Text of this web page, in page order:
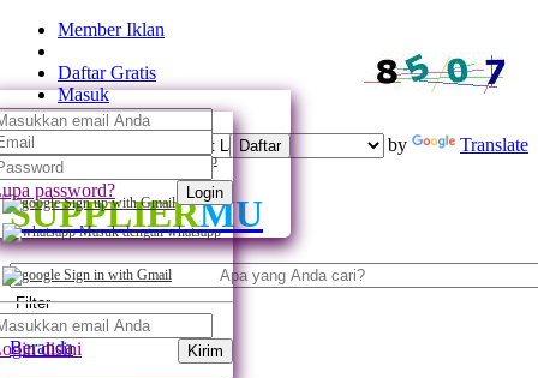
Member Iklan
Daftar Gratis
Daftar
Daftar dengan whatsapp
Sign up with Gmail
Masuk
password? Login
Masuk dengan whatsapp
Sign in with Gmail
disini Kirim
Powered by Translate
SUPPLIERMU
Filter
Beranda